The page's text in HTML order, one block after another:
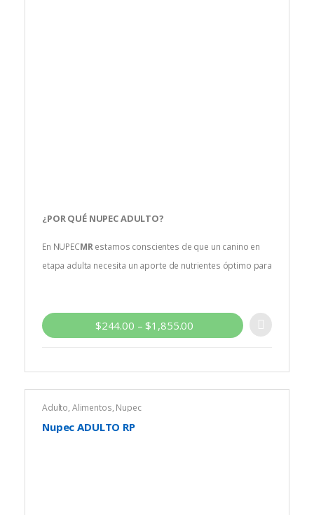
¿POR QUÉ NUPEC ADULTO?
En NUPECMRestamos conscientes de que un canino en
etapa adulta necesita un aporte de nutrientes óptimo para
para reforzar su sistema inmune y, asegurar una
condición física fuerte y saludable.
$244.00 – $1,855.00
Adulto, Alimentos, Nupec
Nupec ADULTO RP